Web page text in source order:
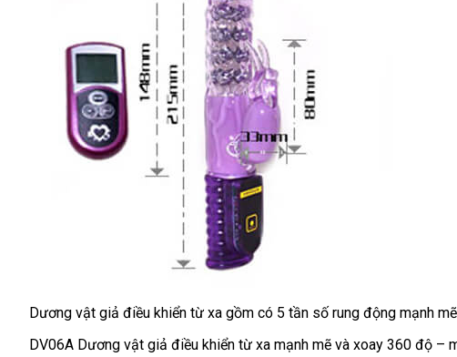
Dương vật giả điều khiển từ xa gồm có 5 tần số rung động mạnh mẽ
DV06A Dương vật giả điều khiển từ xa mạnh mẽ Thái
và xoay 360 độ –